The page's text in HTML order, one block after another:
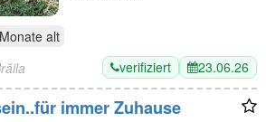
alt
verifiziert 23.06.26
immer Zuhause